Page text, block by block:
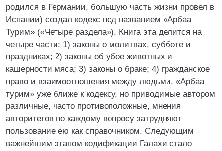
родился в Германии, большую часть жизни провел в
Испании) создал кодекс под названием «Арбаа
Турим» («Четыре раздела»). Книга эта делится на
четыре части: 1) законы о молитвах, субботе и
праздниках; 2) законы об убое животных и
кашерности мяса; 3) законы о браке; 4) гражданское
право и взаимоотношения между людьми. «Арбаа
турим» уже ближе к кодексу, но приводимые автором
различные, часто противоположные, мнения
авторитетов по каждому вопросу затрудняют
пользование ею как справочником. Следующим
важнейшим этапом кодификации Галахи стало